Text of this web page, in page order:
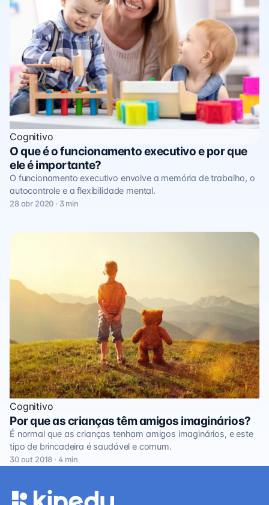
Cognitivo
O que é o funcionamento executivo e por que
ele é importante?
O funcionamento executivo envolve a memória de trabalho, o
autocontrole e a flexibilidade mental.
28 abr 2020 · 3 min
Cognitivo
Por que as crianças têm amigos imaginários?
É normal que as crianças tenham amigos imaginários, e este
tipo de brincadeira é saudável e comum.
30 out 2018 · 4 min